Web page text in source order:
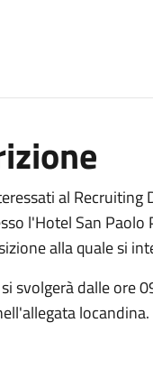
al
l'Hotel San
alla quale si
svolgerà dalle ore
locandina.